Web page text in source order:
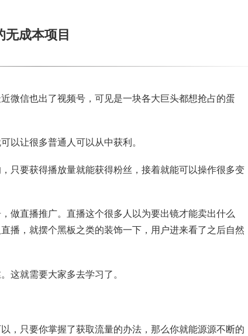
成本项目
微信也出了视频号，可见是一块各大巨头都想抢占的蛋
以让很多普通人可以从中获利。
只要获得播放量就能获得粉丝，接着就能可以操作很多变
做直播推广。直播这个很多人以为要出镜才能卖出什么
播，就摆个黑板之类的装饰一下，用户进来看了之后自然
这就需要大家多去学习了。
，只要你掌握了获取流量的办法，那么你就能源源不断的